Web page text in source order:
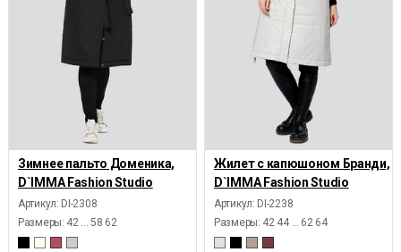
Зимнее пальто Доменика,
D`IMMA Fashion Studio
Артикул: DI-2308
Размеры: 42 ... 58 62
Жилет с капюшоном Бранди,
D`IMMA Fashion Studio
Артикул: DI-2238
Размеры: 42 44 ... 62 64